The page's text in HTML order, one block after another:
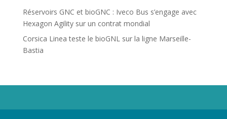
Réservoirs GNC et bioGNC : Iveco Bus s’engage avec
Hexagon Agility sur un contrat mondial
Corsica Linea teste le bioGNL sur la ligne Marseille-
Bastia
Propriété de Territoire d'Energie Lot-et-Garonne. Voir